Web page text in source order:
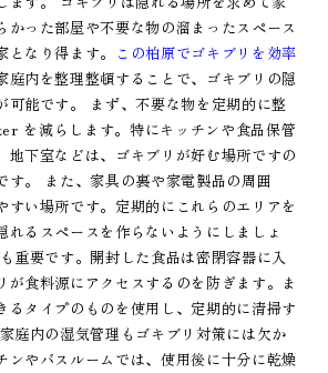
かった部屋や不要な物の溜まったスペース
なり得ます。
この柏原でゴキブリを効率
庭内を整理整頓することで、ゴキブリの隠
可能です。 まず、不要な物を定期的に整
を減らします。特にキッチンや食品保管
地下室などは、ゴキブリが好む場所ですの
す。 また、家具の裏や家電製品の周囲
すい場所です。定期的にこれらのエリアを
れるスペースを作らないようにしましょ
重要です。開封した食品は密閉容器に入
が食料源にアクセスするのを防ぎます。ま
るタイプのものを使用し、定期的に清掃す
庭内の湿気管理もゴキブリ対策には欠か
ンやバスルームでは、使用後に十分に乾燥